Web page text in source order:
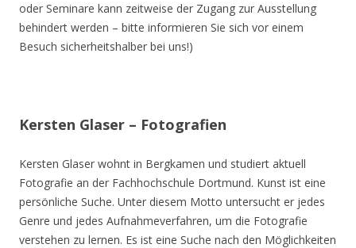
oder Seminare kann zeitweise der Zugang zur Ausstellung
behindert werden – bitte informieren Sie sich vor einem
Besuch sicherheitshalber bei uns!)
Kersten Glaser – Fotografien
Kersten Glaser wohnt in Bergkamen und studiert aktuell
Fotografie an der Fachhochschule Dortmund. Kunst ist eine
persönliche Suche. Unter diesem Motto untersucht er jedes
Genre und jedes Aufnahmeverfahren, um die Fotografie
verstehen zu lernen. Es ist eine Suche nach den Möglichkeiten